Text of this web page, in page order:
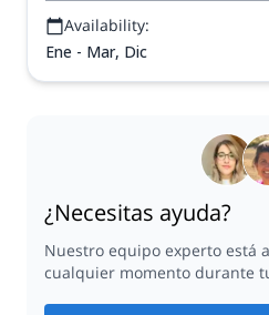
Availability:
Ene - Mar, Dic
¿Necesitas ayuda?
Nuestro equipo experto está
cualquier momento durante